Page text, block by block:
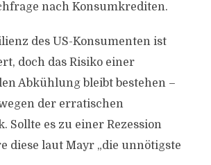
nach Konsumkrediten.
des US-Konsumenten ist
doch das Risiko einer
Abkühlung bleibt bestehen –
der erratischen
Sollte es zu einer Rezession
diese laut Mayr „die unnötigste